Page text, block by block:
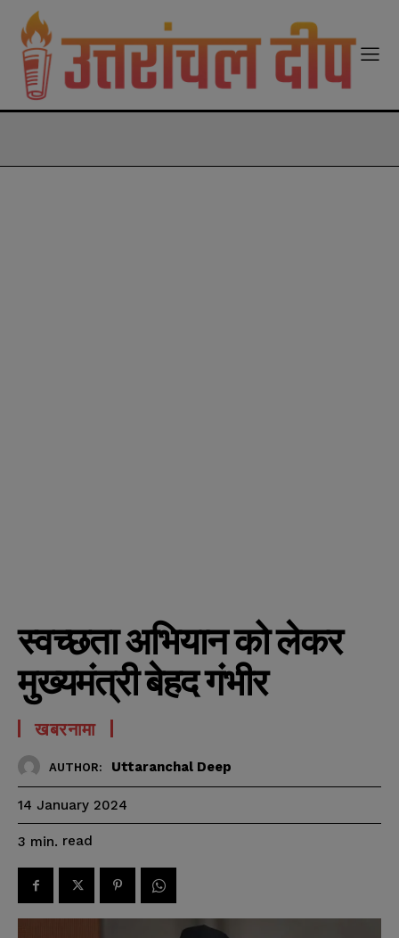
स्वच्छता अभियान को लेकर
मुख्यमंत्री बेहद गंभीर
खबरनामा
AUTHOR: Uttaranchal Deep
14 January 2024
3 min. read